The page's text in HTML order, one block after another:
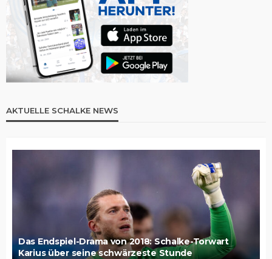
AKTUELLE SCHALKE NEWS
Das Endspiel-Drama von 2018: Schalke-Torwart
Karius über seine schwärzeste Stunde